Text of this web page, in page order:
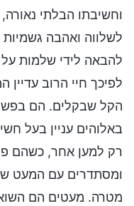
וחשיבתו הבלתי
לשלווה ואהבה
להבאה לידי שלמות על
לפיכך חיי הרוב עדיין
הקל שבקלים. הם
באלוהים עניין בעל
רק למען אחר, כשהם
ומסתדרים עם המעט
מטרה. מעטים הם